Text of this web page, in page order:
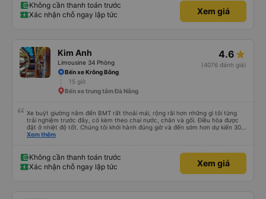
Không cần thanh toán trước
Xác nhận chỗ ngay lập tức
Xem giá
Kim Anh
Limousine 34 Phòng
4.6
(4076 đánh giá)
Bến xe Krông Bông
15 giờ
Bến xe trung tâm Đà Nẵng
Xe buýt giường nằm đến BMT rất thoải mái, rộng rãi hơn những gì tôi từng
trải nghiệm trước đây, có kèm theo chai nước, chăn và gối. Điều hòa được
đặt ở nhiệt độ tốt. Chúng tôi khởi hành đúng giờ và đến sớm hơn dự kiến 30
phút. Tài xế rất tuyệt so với những tài xế khác ở Việt Nam! Không quá nhiều
GPS và biển số xe vì tôi phải tìm kiếm xung quanh bến xe để tìm thấy nó, đây
là vấn đề của bến xe Đà Lạt (không phải tất cả các xe buýt đều có bảng
thông tin), chứ không phải của công ty.
Xem thêm
Không cần thanh toán trước
Xác nhận chỗ ngay lập tức
Xem giá